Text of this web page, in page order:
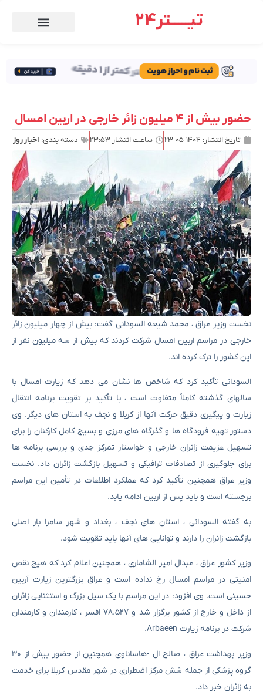
تیـــــتر24
حضور بیش از ۴ میلیون زائر خارجی در اربین امسال
تاریخ انتشار: ۱۴۰۴-۰۵-۲۳ ساعت انتشار ۲۳:۵۳ دسته بندی: اخبار روز
نخست وزیر عراق ، محمد شیعه السودانی گفت: بیش از چهار میلیون زائر
خارجی در مراسم اربین امسال شرکت کردند که بیش از سه میلیون نفر از
این کشور را ترک کرده اند.
السودانی تأکید کرد که شاخص ها نشان می دهد که زیارت امسال با
سالهای گذشته کاملاً متفاوت است ، با تأکید بر تقویت برنامه انتقال
زیارت و پیگیری دقیق حرکت آنها از کربلا و نجف به استان های دیگر. وی
دستور تهیه فرودگاه ها و گذرگاه های مرزی و بسیج کامل کارکنان را برای
تسهیل عزیمت زائران خارجی و خواستار تمرکز جدی و بررسی برنامه ها
برای جلوگیری از تصادفات ترافیکی و تسهیل بازگشت زائران داد. نخست
وزیر عراق همچنین تأکید کرد که عملکرد اطلاعات در تأمین این مراسم
برجسته است و باید پس از اربین ادامه یابد.
به گفته السودانی ، استان های نجف ، بغداد و شهر سامرا بار اصلی
بازگشت زائران را دارند و توانایی های آنها باید تقویت شود.
وزیر کشور عراق ، عبدال امیر الشاماری ، همچنین اعلام کرد که هیچ نقص
امنیتی در مراسم امسال رخ نداده است و عراق بزرگترین زیارت آربین
حسینی است. وی افزود: در این مراسم با یک سیل بزرگ و استثنایی زائران
از داخل و خارج از کشور برگزار شد و ۷۸.۵۲۷ افسر ، کارمندان و کارمندان
شرکت در برنامه زیارت Arbaeen.
وزیر بهداشت عراق ، صالح ال -هاساناوی همچنین از حضور بیش از ۳۰
گروه پزشکی از جمله شش مرکز اضطراری در شهر مقدس کربلا برای خدمت
به زائران خبر داد.